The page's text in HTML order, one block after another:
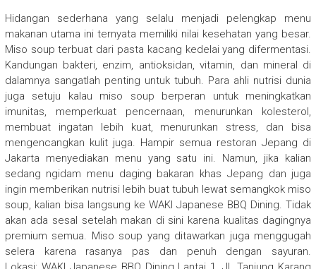
Hidangan sederhana yang selalu menjadi pelengkap menu
makanan utama ini ternyata memiliki nilai kesehatan yang besar.
Miso soup terbuat dari pasta kacang kedelai yang difermentasi.
Kandungan bakteri, enzim, antioksidan, vitamin, dan mineral di
dalamnya sangatlah penting untuk tubuh. Para ahli nutrisi dunia
juga setuju kalau miso soup berperan untuk meningkatkan
imunitas, memperkuat pencernaan, menurunkan kolesterol,
membuat ingatan lebih kuat, menurunkan stress, dan bisa
mengencangkan kulit juga. Hampir semua restoran Jepang di
Jakarta menyediakan menu yang satu ini. Namun, jika kalian
sedang ngidam menu daging bakaran khas Jepang dan juga
ingin memberikan nutrisi lebih buat tubuh lewat semangkok miso
soup, kalian bisa langsung ke WAKI Japanese BBQ Dining. Tidak
akan ada sesal setelah makan di sini karena kualitas dagingnya
premium semua. Miso soup yang ditawarkan juga menggugah
selera karena rasanya pas dan penuh dengan sayuran.